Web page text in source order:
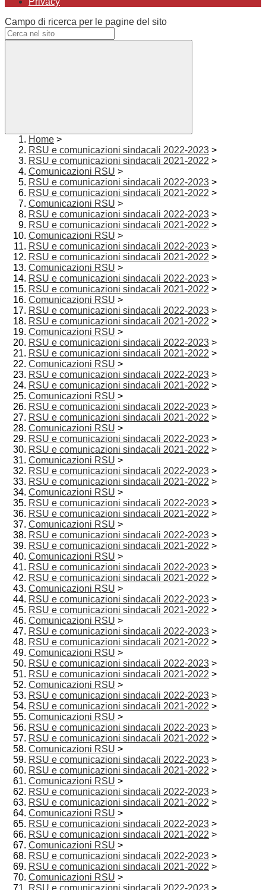
Campo di ricerca per le pagine del sito
Home >
RSU e comunicazioni sindacali 2022-2023 >
RSU e comunicazioni sindacali 2021-2022 >
Comunicazioni RSU >
RSU e comunicazioni sindacali 2022-2023 >
RSU e comunicazioni sindacali 2021-2022 >
Comunicazioni RSU >
RSU e comunicazioni sindacali 2022-2023 >
RSU e comunicazioni sindacali 2021-2022 >
Comunicazioni RSU >
RSU e comunicazioni sindacali 2022-2023 >
RSU e comunicazioni sindacali 2021-2022 >
Comunicazioni RSU >
RSU e comunicazioni sindacali 2022-2023 >
RSU e comunicazioni sindacali 2021-2022 >
Comunicazioni RSU >
RSU e comunicazioni sindacali 2022-2023 >
RSU e comunicazioni sindacali 2021-2022 >
Comunicazioni RSU >
RSU e comunicazioni sindacali 2022-2023 >
RSU e comunicazioni sindacali 2021-2022 >
Comunicazioni RSU >
RSU e comunicazioni sindacali 2022-2023 >
RSU e comunicazioni sindacali 2021-2022 >
Comunicazioni RSU >
RSU e comunicazioni sindacali 2022-2023 >
RSU e comunicazioni sindacali 2021-2022 >
Comunicazioni RSU >
RSU e comunicazioni sindacali 2022-2023 >
RSU e comunicazioni sindacali 2021-2022 >
Comunicazioni RSU >
RSU e comunicazioni sindacali 2022-2023 >
RSU e comunicazioni sindacali 2021-2022 >
Comunicazioni RSU >
RSU e comunicazioni sindacali 2022-2023 >
RSU e comunicazioni sindacali 2021-2022 >
Comunicazioni RSU >
RSU e comunicazioni sindacali 2022-2023 >
RSU e comunicazioni sindacali 2021-2022 >
Comunicazioni RSU >
RSU e comunicazioni sindacali 2022-2023 >
RSU e comunicazioni sindacali 2021-2022 >
Comunicazioni RSU >
RSU e comunicazioni sindacali 2022-2023 >
RSU e comunicazioni sindacali 2021-2022 >
Comunicazioni RSU >
RSU e comunicazioni sindacali 2022-2023 >
RSU e comunicazioni sindacali 2021-2022 >
Comunicazioni RSU >
RSU e comunicazioni sindacali 2022-2023 >
RSU e comunicazioni sindacali 2021-2022 >
Comunicazioni RSU >
RSU e comunicazioni sindacali 2022-2023 >
RSU e comunicazioni sindacali 2021-2022 >
Comunicazioni RSU >
RSU e comunicazioni sindacali 2022-2023 >
RSU e comunicazioni sindacali 2021-2022 >
Comunicazioni RSU >
RSU e comunicazioni sindacali 2022-2023 >
RSU e comunicazioni sindacali 2021-2022 >
Comunicazioni RSU >
RSU e comunicazioni sindacali 2022-2023 >
RSU e comunicazioni sindacali 2021-2022 >
Comunicazioni RSU >
RSU e comunicazioni sindacali 2022-2023 >
RSU e comunicazioni sindacali 2021-2022 >
Comunicazioni RSU >
RSU e comunicazioni sindacali 2022-2023 >
RSU e comunicazioni sindacali 2021-2022 >
Comunicazioni RSU >